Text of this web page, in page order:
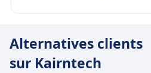
Alternatives clients
sur Kairntech